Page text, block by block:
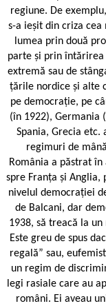
regiune. De
s-a ieșit din criza
lumea prin două
parte și prin
extremă sau de
țările nordice și alte
pe democrație, pe
(în 1922), Germania
Spania, Grecia
regimuri de
România a păstrat
spre Franța și
nivelul democrației
de Balcani, dar
1938, să treacă la
Este greu de spus
regală” sau,
un regim de
legi rasiale care au
români. Ei aveau